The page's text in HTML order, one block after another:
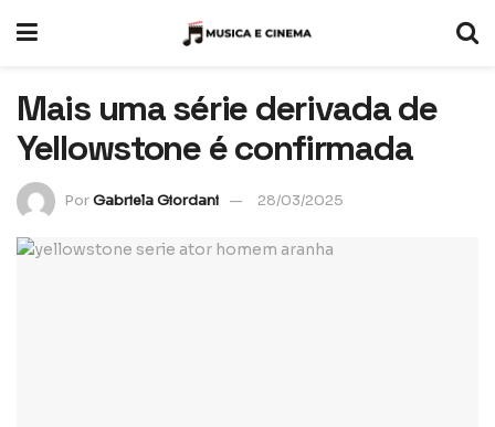
Mais uma série derivada de
Yellowstone é confirmada
PorGabriela Giordani 28/03/2025